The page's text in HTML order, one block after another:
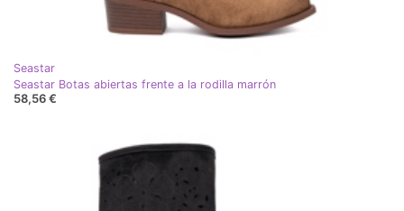
Seastar
Seastar Botas abiertas frente a la rodilla marrón
58,56 €